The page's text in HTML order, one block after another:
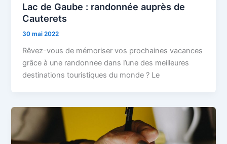
Lac de Gaube : randonnée auprès de
Cauterets
30 mai 2022
Rêvez-vous de mémoriser vos prochaines vacances
grâce à une randonnee dans l’une des meilleures
destinations touristiques du monde ? Le